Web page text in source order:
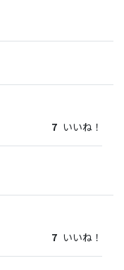
7 いいね！
7 いいね！